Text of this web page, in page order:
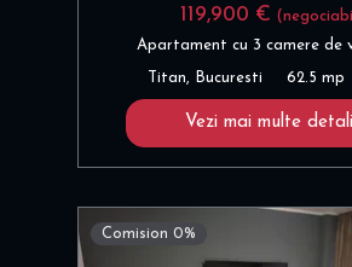
119,900 €
Apartament cu 3 camere de
Titan, Bucuresti 62.5 mp
Vezi mai multe
Comision 0%